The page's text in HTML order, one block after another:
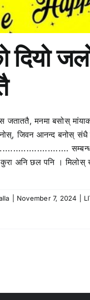
दियो
जताततै, मनमा बसोस्
जिवन आनन्द बनोस् संधै
अनि छल पनि ।
November 7, 2024